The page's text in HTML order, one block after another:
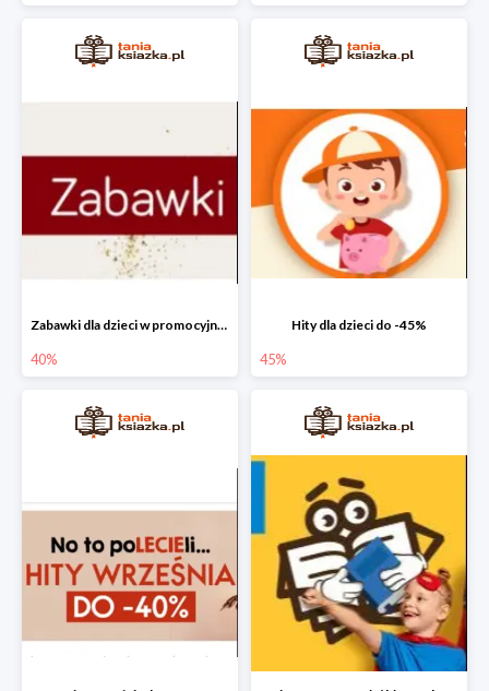
Zabawki dla dzieci w promocyjnych cenach do -40%!
40%
Hity dla dzieci do -45%
45%